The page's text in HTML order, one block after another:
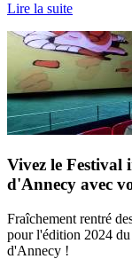
Lire la suite
Vivez le
d'Annecy avec
Fraîchement rentré
pour l'édition 2024
d'Annecy !